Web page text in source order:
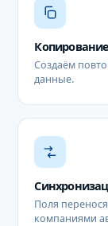
Создаём
данные.
Поля
компаниями